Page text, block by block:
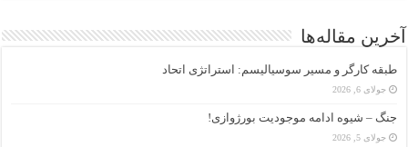
آخرین مقاله‌ها
طبقه کارگر و مسیر سوسیالیسم: استراتژی اتحاد
جولای 6, 2026
جنگ – شیوه ادامه موجودیت بورژوازی!
جولای 5, 2026